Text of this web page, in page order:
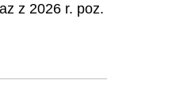
z 2026 r. poz.